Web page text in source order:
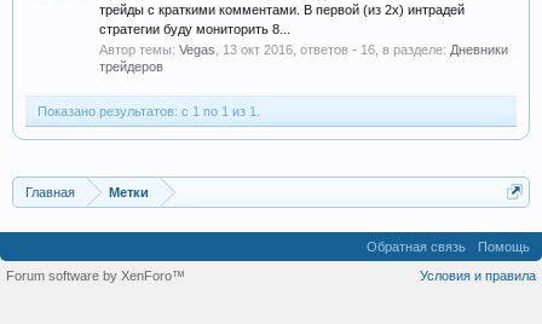
трейды с краткими комментами. В первой (из 2х) интрадей
стратегии буду мониторить 8...
Автор темы: Vegas 13 окт 2016 , ответов - 16, в разделе: Дневники
трейдеров
Показано результатов: с 1 по 1 из 1.
Главная Метки
Обратная связь
Помощь
Условия и правила
Forum software by XenForo™